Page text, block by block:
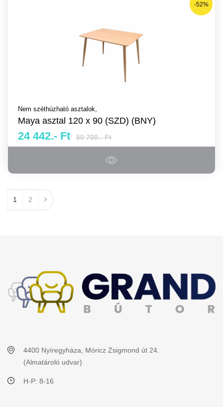
-52%
Nem széthúzható asztalok,
Maya asztal 120 x 90 (SZD) (BNY)
24 442.- Ft 50 700.- Ft
1 2
4400 Nyíregyháza, Móricz Zsigmond út 24.
(Almatároló udvar)
H-P: 8-16